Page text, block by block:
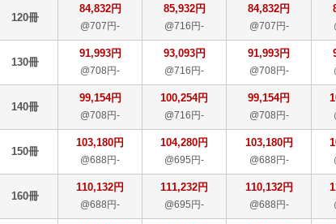
120冊
84,832円
@707円-
85,932円
@716円-
84,832円
@707円-
130冊
91,993円
@708円-
93,093円
@716円-
91,993円
@708円-
140冊
99,154円
@708円-
100,254円
@716円-
99,154円
@708円-
150冊
103,180円
@688円-
104,280円
@695円-
103,180円
@688円-
160冊
110,132円
@688円-
111,232円
@695円-
110,132円
@688円-